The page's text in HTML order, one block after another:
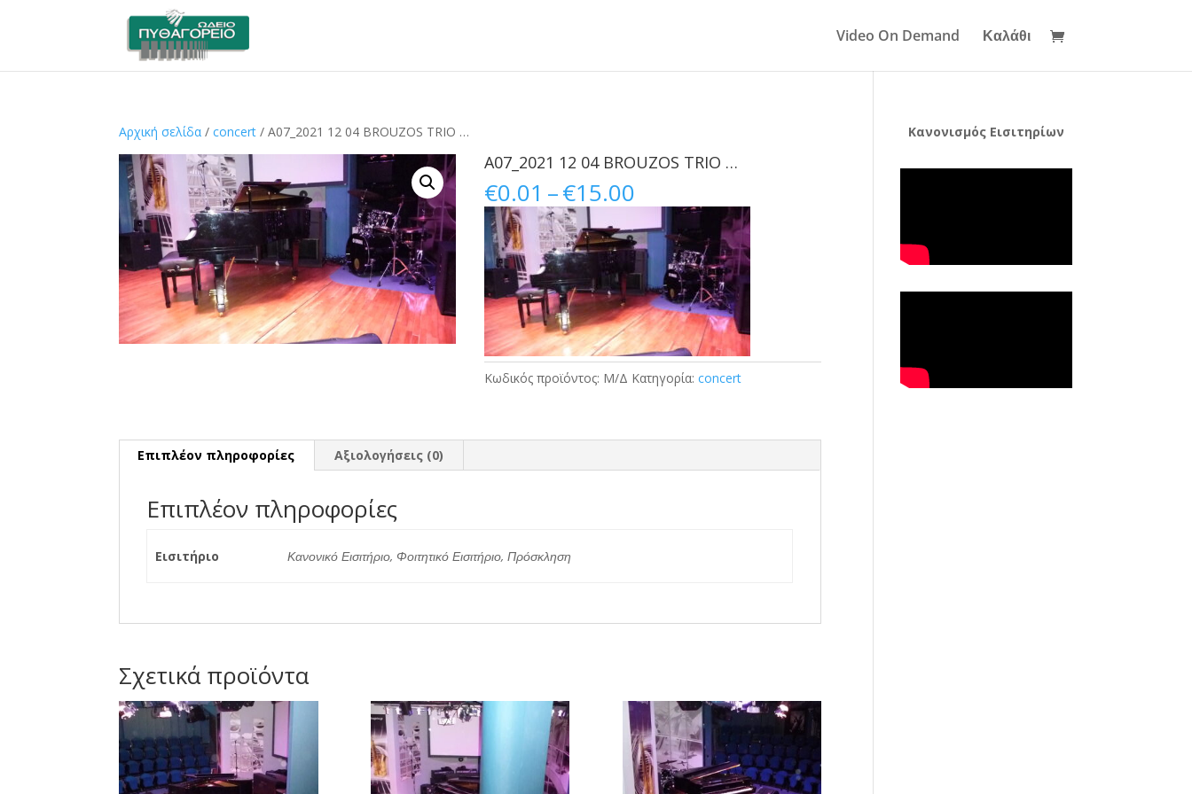
Video On Demand Καλάθι
Αρχική σελίδα /concert / A07_2021 12 04 BROUZOS TRIO …
A07_2021 12 04 BROUZOS TRIO …
€0.01 –€15.00
range:
€0.01
through
€15.00
Κωδικός προϊόντος: Μ/Δ Κατηγορία:concert
Επιπλέον πληροφορίες Αξιολογήσεις (0)
Επιπλέον πληροφορίες
Εισιτήριο Κανονικό Εισιτήριο, Φοιτητικό Εισιτήριο, Πρόσκληση
Σχετικά προϊόντα
Κανονισμός Εισιτηρίων